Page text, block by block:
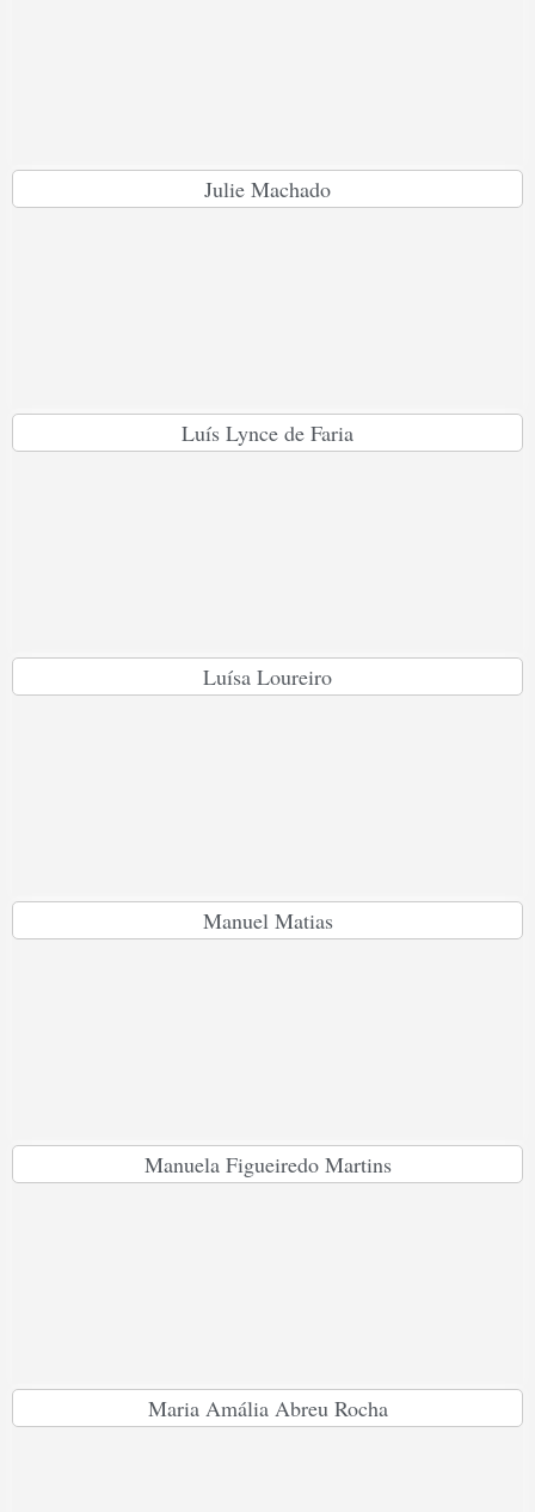
Julie Machado
Luís Lynce de Faria
Luísa Loureiro
Manuel Matias
Manuela Figueiredo Martins
Maria Amália Abreu Rocha